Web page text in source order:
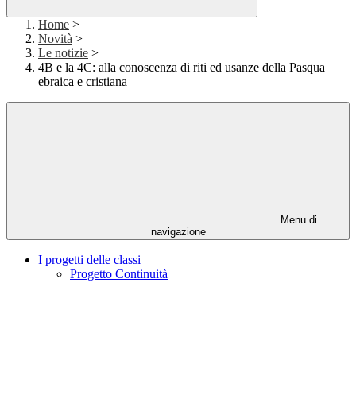
Home >
Novità >
Le notizie >
4B e la 4C: alla conoscenza di riti ed usanze della Pasqua
ebraica e cristiana
Menu di
navigazione
I progetti delle classi
Progetto Continuità